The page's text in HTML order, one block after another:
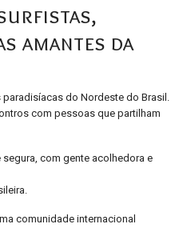
amantes da
do Nordeste do Brasil.
com pessoas que partilham
com gente acolhedora e
comunidade internacional